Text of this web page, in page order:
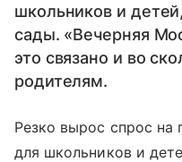
школьников и
сады. «Вечерняя
это связано и во
родителям.
Резко вырос спрос на
для школьников и